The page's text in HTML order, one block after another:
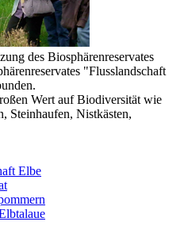
des Biosphärenreservates
"Flusslandschaft
Wert auf Biodiversität wie
Steinhaufen, Nistkästen,
Elbe